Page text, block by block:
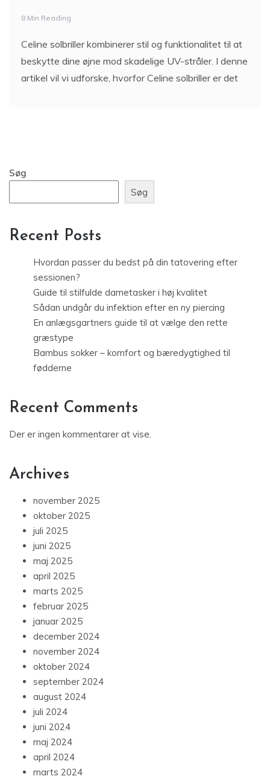
8 Min Reading
Celine solbriller kombinerer stil og funktionalitet til at
beskytte dine øjne mod skadelige UV-stråler. I denne
artikel vil vi udforske, hvorfor Celine solbriller er det
Søg
Søg
Recent Posts
Hvordan passer du bedst på din tatovering efter
sessionen?
Guide til stilfulde dametasker i høj kvalitet
Sådan undgår du infektion efter en ny piercing
En anlægsgartners guide til at vælge den rette
græstype
Bambus sokker – komfort og bæredygtighed til
fødderne
Recent Comments
Der er ingen kommentarer at vise.
Archives
november 2025
oktober 2025
juli 2025
juni 2025
maj 2025
april 2025
marts 2025
februar 2025
januar 2025
december 2024
november 2024
oktober 2024
september 2024
august 2024
juli 2024
juni 2024
maj 2024
april 2024
marts 2024